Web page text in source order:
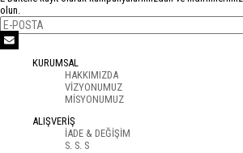
olun.
KURUMSAL
HAKKIMIZDA
VİZYONUMUZ
MİSYONUMUZ
ALIŞVERİŞ
İADE & DEĞİŞİM
S. S. S